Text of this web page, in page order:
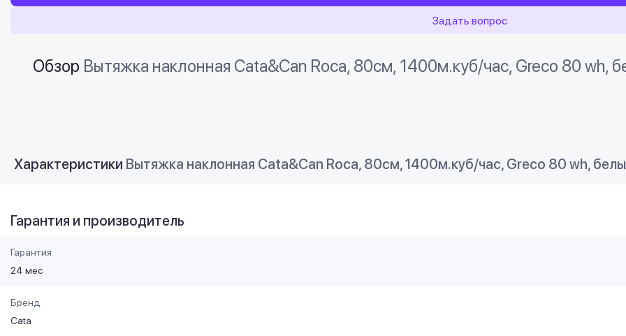
Задать вопрос
Обзор Вытяжка наклонная Cata&Can Roca, 80см, 1400м.куб/час, Greco 80 wh,
Характеристики Вытяжка наклонная Cata&Can Roca, 80см, 1400м.куб/час, Greco 80 wh,
Гарантия и производитель
Гарантия
24 мес
Бренд
Cata